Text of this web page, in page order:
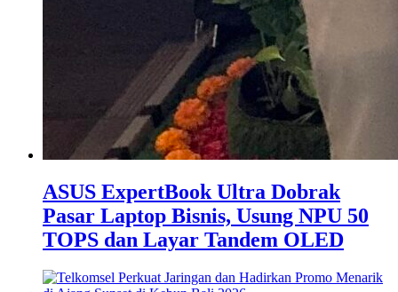
ASUS ExpertBook Ultra Dobrak
Pasar Laptop Bisnis, Usung NPU 50
TOPS dan Layar Tandem OLED